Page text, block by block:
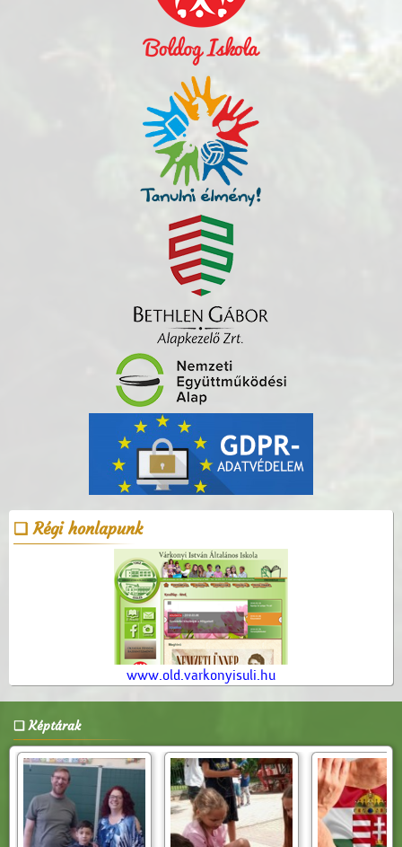
Régi honlapunk
www.old.varkonyisuli.hu
Képtárak